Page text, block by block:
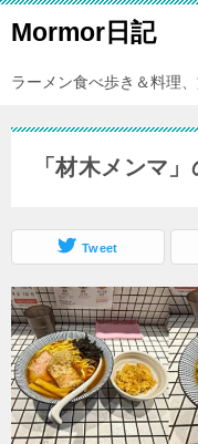
Mormor日記
ラーメン食べ歩き＆料理
「材木メンマ
Tweet